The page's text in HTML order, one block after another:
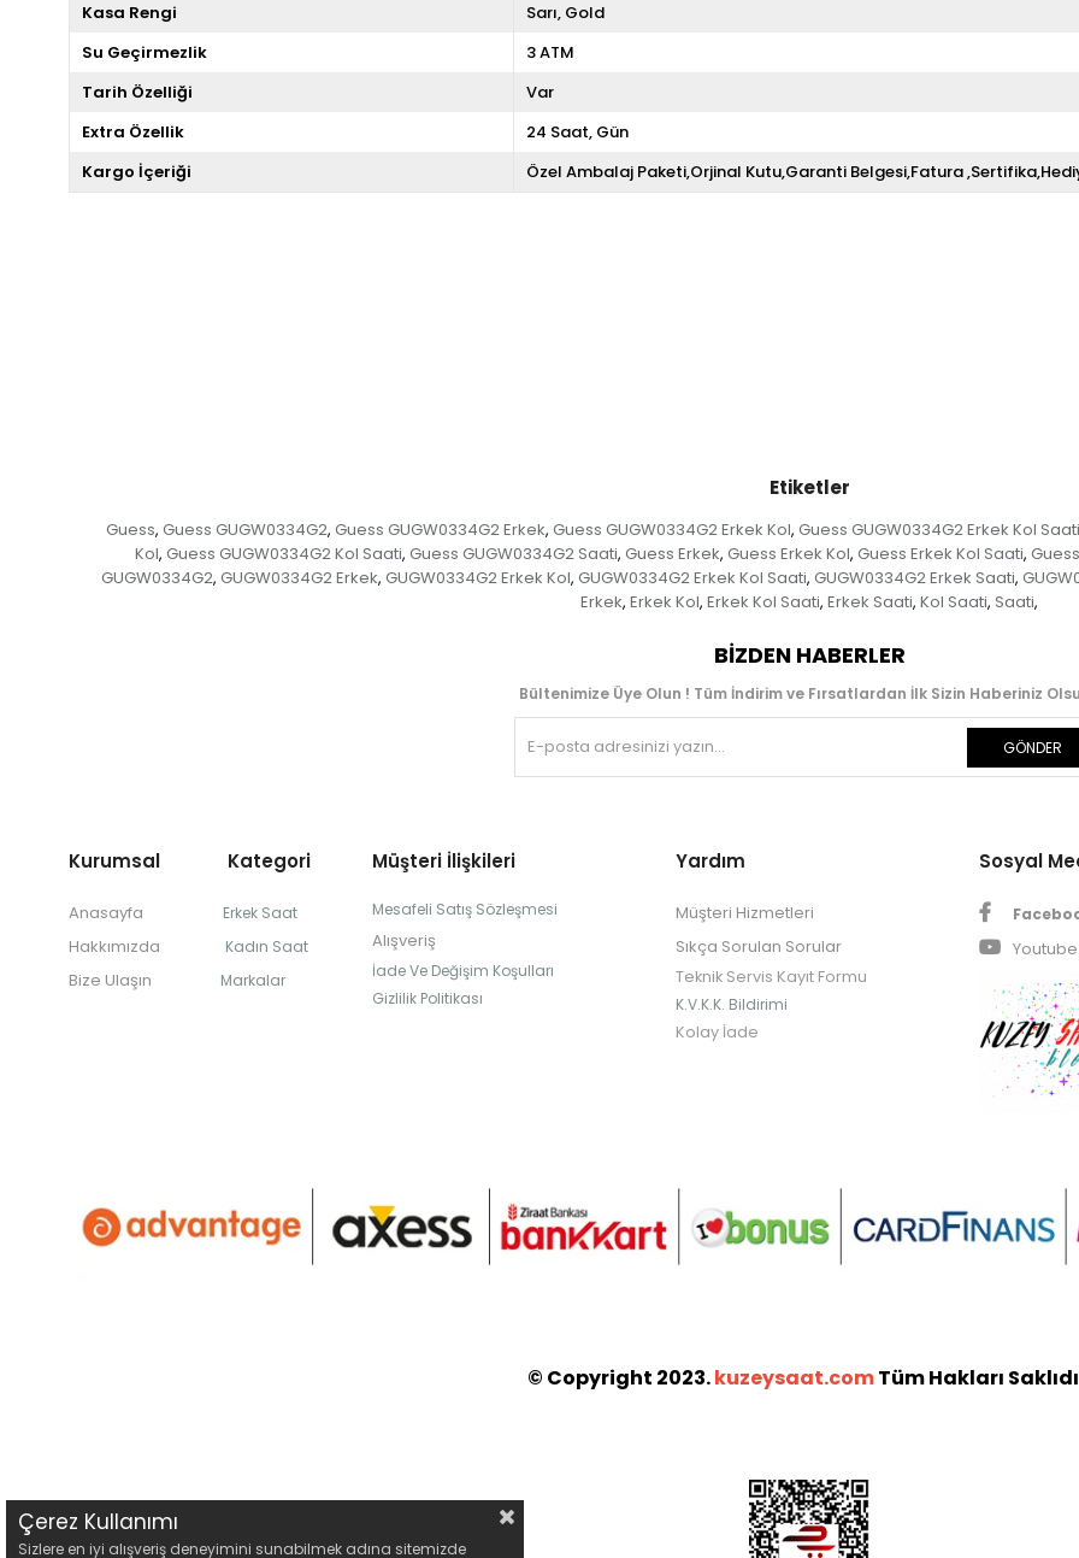
Kasa Rengi
Sarı Gold
Su Geçirmezlik
3 ATM
Tarih Özelliği
Var
Extra Özellik
24 Saat Gün
Kargo İçeriği
Özel Ambalaj Paketi,Orjinal Kutu,Garanti Belgesi,Fatura
Etiketler
Guess, Guess GUGW0334G2, Guess GUGW0334G2 Erkek, Guess GUGW0334G2 Erkek Kol, Guess GUGW0334G2 Erkek Kol Saati
Kol, Guess GUGW0334G2 Kol Saati, Guess GUGW0334G2 Saati, Guess Erkek, Guess Erkek Kol, Guess Erkek Kol Saati,
GUGW0334G2, GUGW0334G2 Erkek, GUGW0334G2 Erkek Kol, GUGW0334G2 Erkek Kol Saati, GUGW0334G2 Erkek Saati,
Erkek, Erkek Kol, Erkek Kol Saati, Erkek Saati, Kol Saati, Saati,
BIZDEN HABERLER
Bültenimize Üye Olun ! Tüm İndirim ve Fırsatlardan İlk Sizin Haberiniz
GÖNDER
Kurumsal Kategori
Anasayfa Erkek Saat
Hakkımızda Kadın Saat
Bize Ulaşın Markalar
Müşteri İlişkileri
Mesafeli Satış Sözleşmesi
Alışveriş
İade Ve Değişim Koşulları
Gizlilik Politikası
Yardım
Müşteri Hizmetleri
Sıkça Sorulan Sorular
Teknik Servis Kayıt Formu
K.V.K.K. Bildirimi
Kolay İade
Sosyal
Youtube
© Copyright 2023.kuzeysaat.comTüm Hakları
Çerez Kullanımı
Sizlere en iyi alışveriş deneyimini sunabilmek adına sitemizde